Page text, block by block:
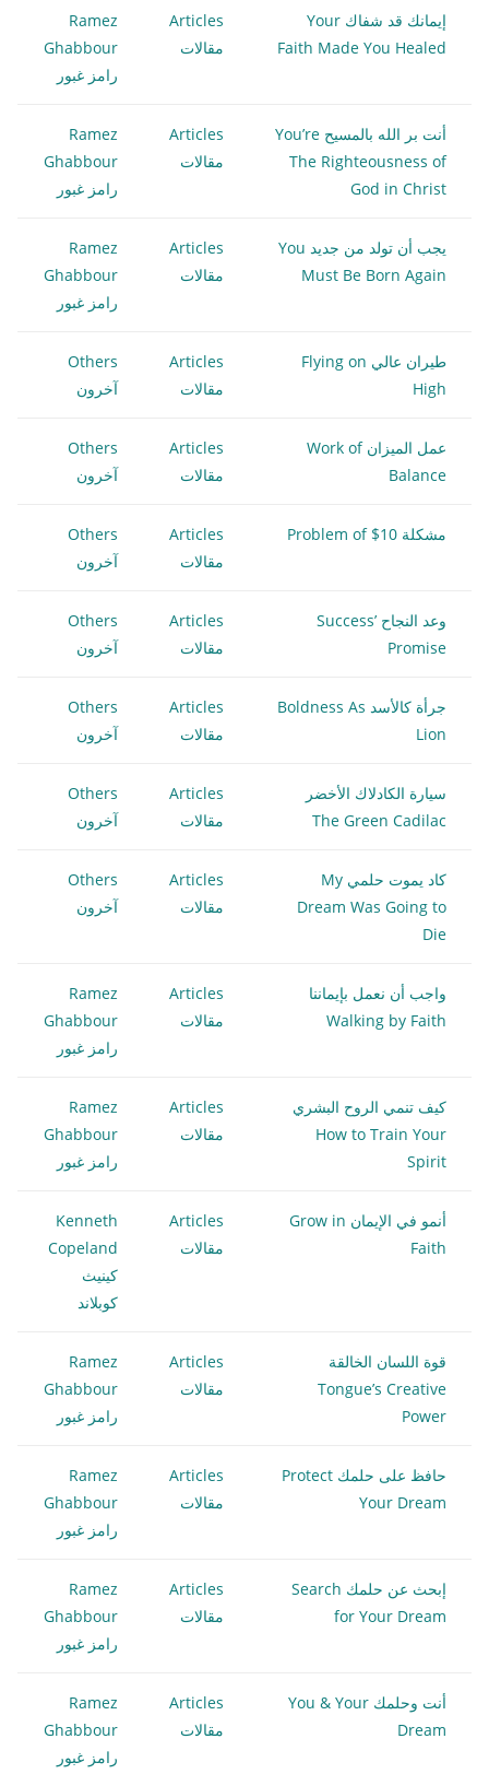
إيمانك قد شفاك Your
Faith Made You Healed
Articles
مقالات
Ramez
Ghabbour
رامز غبور
أنت بر الله بالمسيح You’re
The Righteousness of
God in Christ
Articles
مقالات
Ramez
Ghabbour
رامز غبور
يجب أن تولد من جديد You
Must Be Born Again
Articles
مقالات
Ramez
Ghabbour
رامز غبور
طيران عالي Flying on
High
Articles
مقالات
Others
آخرون
عمل الميزان Work of
Balance
Articles
مقالات
Others
آخرون
مشكلة 10$ Problem of
Articles
مقالات
Others
آخرون
وعد النجاح Success’
Promise
Articles
مقالات
Others
آخرون
جرأة كالأسد Boldness As
Lion
Articles
مقالات
Others
آخرون
سيارة الكادلاك الأخضر
The Green Cadilac
Articles
مقالات
Others
آخرون
كاد يموت حلمي My
Dream Was Going to
Die
Articles
مقالات
Others
آخرون
واجب أن نعمل بإيماننا
Walking by Faith
Articles
مقالات
Ramez
Ghabbour
رامز غبور
كيف تنمي الروح البشري
How to Train Your
Spirit
Articles
مقالات
Ramez
Ghabbour
رامز غبور
أنمو في الإيمان Grow in
Faith
Articles
مقالات
Kenneth
Copeland
كينيث
كوبلاند
قوة اللسان الخالقة
Tongue’s Creative
Power
Articles
مقالات
Ramez
Ghabbour
رامز غبور
حافظ على حلمك Protect
Your Dream
Articles
مقالات
Ramez
Ghabbour
رامز غبور
إبحث عن حلمك Search
for Your Dream
Articles
مقالات
Ramez
Ghabbour
رامز غبور
أنت وحلمك You & Your
Dream
Articles
مقالات
Ramez
Ghabbour
رامز غبور